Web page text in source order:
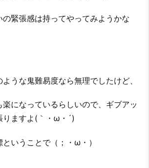
緊張感は持ってやってみようかな
うな鬼難易度なら無理でしたけど、
になっているらしいので、ギブアッ
りますよ(｀・ω・´)
いうことで（；・ω・）